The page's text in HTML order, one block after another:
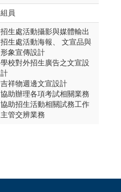
組員
招生處活動攝影與媒體輸出
招生處活動海報、 文宣品與
形象宣傳設計
學校對外招生廣告之文宣設
計
吉祥物週邊文宣設計
協助辦理各項考試相關業務
協助招生活動相關試務工作
主管交辨業務​